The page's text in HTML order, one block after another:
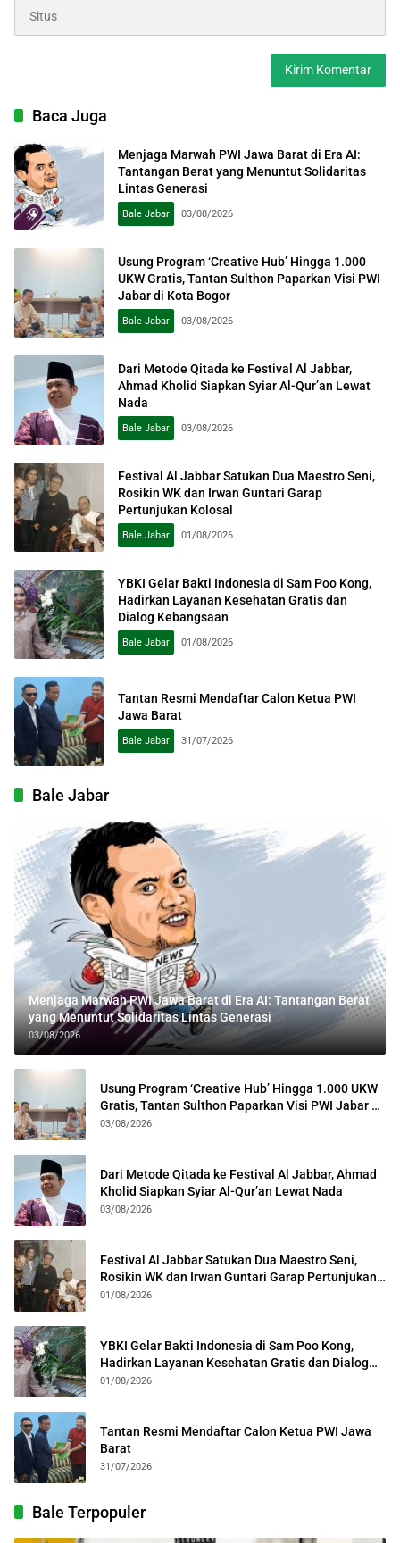
Baca Juga
Menjaga Marwah PWI Jawa Barat di Era AI:
Tantangan Berat yang Menuntut Solidaritas
Lintas Generasi
Bale Jabar 03/08/2026
Usung Program ‘Creative Hub’ Hingga 1.000
UKW Gratis, Tantan Sulthon Paparkan Visi PWI
Jabar di Kota Bogor
Bale Jabar 03/08/2026
Dari Metode Qitada ke Festival Al Jabbar,
Ahmad Kholid Siapkan Syiar Al-Qur’an Lewat
Nada
Bale Jabar 03/08/2026
Festival Al Jabbar Satukan Dua Maestro Seni,
Rosikin WK dan Irwan Guntari Garap
Pertunjukan Kolosal
Bale Jabar 01/08/2026
YBKI Gelar Bakti Indonesia di Sam Poo Kong,
Hadirkan Layanan Kesehatan Gratis dan
Dialog Kebangsaan
Bale Jabar 01/08/2026
Tantan Resmi Mendaftar Calon Ketua PWI
Jawa Barat
Bale Jabar 31/07/2026
Bale Jabar
Menjaga Marwah PWI Jawa Barat di Era AI: Tantangan Berat
yang Menuntut Solidaritas Lintas Generasi
03/08/2026
Usung Program ‘Creative Hub’ Hingga 1.000 UKW
Gratis, Tantan Sulthon Paparkan Visi PWI Jabar di
Kota Bogor
03/08/2026
Dari Metode Qitada ke Festival Al Jabbar, Ahmad
Kholid Siapkan Syiar Al-Qur’an Lewat Nada
03/08/2026
Festival Al Jabbar Satukan Dua Maestro Seni,
Rosikin WK dan Irwan Guntari Garap Pertunjukan
Kolosal
01/08/2026
YBKI Gelar Bakti Indonesia di Sam Poo Kong,
Hadirkan Layanan Kesehatan Gratis dan Dialog
Kebangsaan
01/08/2026
Tantan Resmi Mendaftar Calon Ketua PWI Jawa
Barat
31/07/2026
Bale Terpopuler